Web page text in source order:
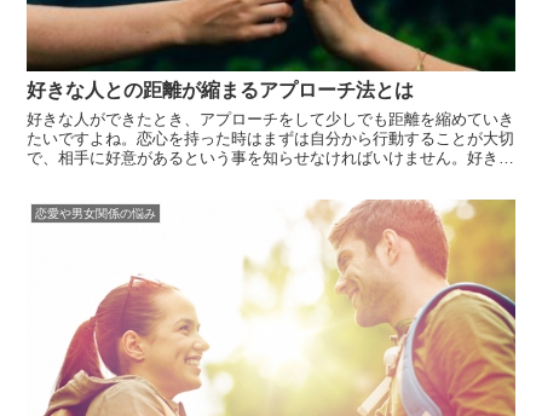
好きな人との距離が縮まるアプローチ法とは
好きな人ができたとき、アプローチをして少しでも距離を縮めていき
たいですよね。恋心を持った時はまずは自分から行動することが大切
で、相手に好意があるという事を知らせなければいけません。好きな
あります。いざ恋心が芽生えるとどうしてよいかわからなくなってし
まう方も多...
恋愛や男女関係の悩み